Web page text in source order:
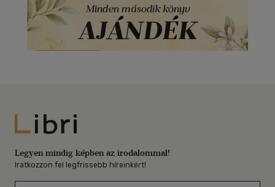
Libri
Legyen mindig képben az irodalommal!
Iratkozzon fel legfrissebb híreinkért!